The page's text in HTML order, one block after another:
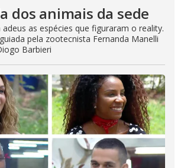
dos animais da sede
adeus as espécies que figuraram o reality.
pela zootecnista Fernanda Manelli
Barbieri